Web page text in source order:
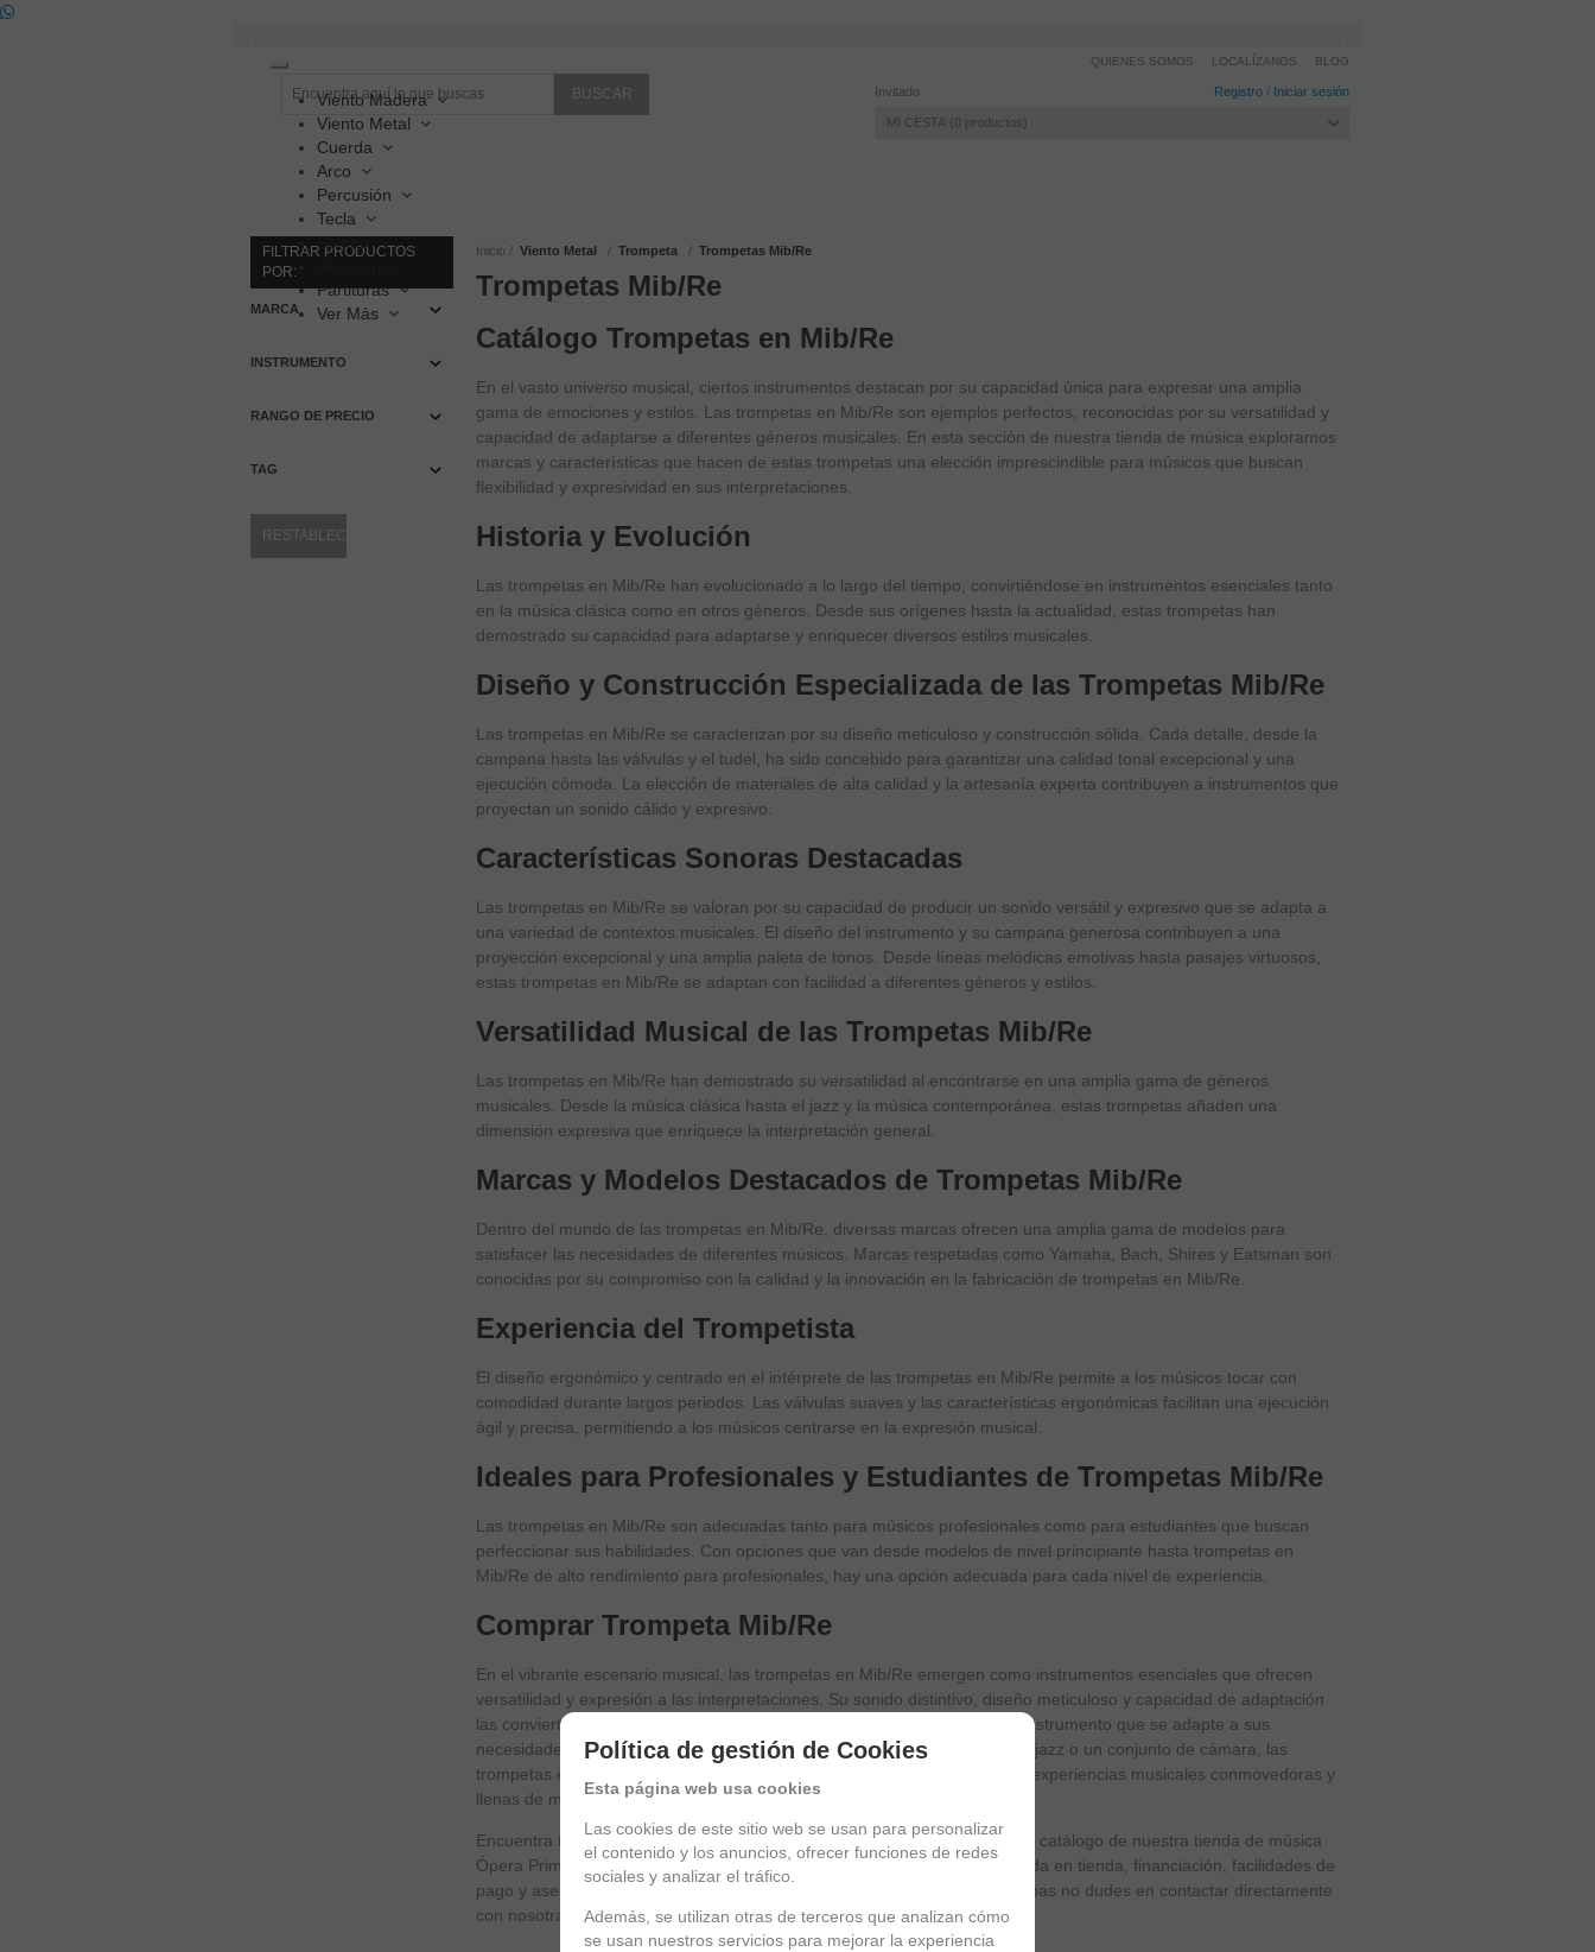
Invitado Registro / Iniciar sesión
MI CESTA 0 productos
QUIENES SOMOS LOCALÍZANOS BLOG
navigation
Viento Madera
Viento Metal
Cuerda
Arco
Percusión
Tecla
Sonido
Partituras
Ver Más
FILTRAR PRODUCTOS
POR:
MARCA
INSTRUMENTO
RANGO DE PRECIO
TAG
Inicio Viento Metal Trompeta Trompetas Mib/Re
Trompetas Mib/Re
Catálogo Trompetas en Mib/Re
En el vasto universo musical, ciertos instrumentos destacan por su capacidad única para expresar una amplia
gama de emociones y estilos. Las trompetas en Mib/Re son ejemplos perfectos, reconocidas por su versatilidad y
capacidad de adaptarse a diferentes géneros musicales. En esta sección de nuestra tienda de música exploramos
marcas y características que hacen de estas trompetas una elección imprescindible para músicos que buscan
flexibilidad y expresividad en sus interpretaciones.
Historia y Evolución
Las trompetas en Mib/Re han evolucionado a lo largo del tiempo, convirtiéndose en instrumentos esenciales tanto
en la música clásica como en otros géneros. Desde sus orígenes hasta la actualidad, estas trompetas han
demostrado su capacidad para adaptarse y enriquecer diversos estilos musicales.
Diseño y Construcción Especializada de las Trompetas Mib/Re
Las trompetas en Mib/Re se caracterizan por su diseño meticuloso y construcción sólida. Cada detalle, desde la
campana hasta las válvulas y el tudel, ha sido concebido para garantizar una calidad tonal excepcional y una
ejecución cómoda. La elección de materiales de alta calidad y la artesanía experta contribuyen a instrumentos que
proyectan un sonido cálido y expresivo.
Características Sonoras Destacadas
Las trompetas en Mib/Re se valoran por su capacidad de producir un sonido versátil y expresivo que se adapta a
una variedad de contextos musicales. El diseño del instrumento y su campana generosa contribuyen a una
proyección excepcional y una amplia paleta de tonos. Desde líneas melódicas emotivas hasta pasajes virtuosos,
estas trompetas en Mib/Re se adaptan con facilidad a diferentes géneros y estilos.
Versatilidad Musical de las Trompetas Mib/Re
Las trompetas en Mib/Re han demostrado su versatilidad al encontrarse en una amplia gama de géneros
musicales. Desde la música clásica hasta el jazz y la música contemporánea, estas trompetas añaden una
dimensión expresiva que enriquece la interpretación general.
Marcas y Modelos Destacados de Trompetas Mib/Re
Dentro del mundo de las trompetas en Mib/Re, diversas marcas ofrecen una amplia gama de modelos para
satisfacer las necesidades de diferentes músicos. Marcas respetadas como Yamaha, Bach, Shires y Eatsman son
conocidas por su compromiso con la calidad y la innovación en la fabricación de trompetas en Mib/Re.
Experiencia del Trompetista
El diseño ergonómico y centrado en el intérprete de las trompetas en Mib/Re permite a los músicos tocar con
comodidad durante largos periodos. Las válvulas suaves y las características ergonómicas facilitan una ejecución
ágil y precisa, permitiendo a los músicos centrarse en la expresión musical.
Ideales para Profesionales y Estudiantes de Trompetas Mib/Re
Las trompetas en Mib/Re son adecuadas tanto para músicos profesionales como para estudiantes que buscan
perfeccionar sus habilidades. Con opciones que van desde modelos de nivel principiante hasta trompetas en
Mib/Re de alto rendimiento para profesionales, hay una opción adecuada para cada nivel de experiencia.
Comprar Trompeta Mib/Re
En el vibrante escenario musical, las trompetas en Mib/Re emergen como instrumentos esenciales que ofrecen
versatilidad y expresión a las interpretaciones. Su sonido distintivo, diseño meticuloso y capacidad de adaptación
las convierten en una elección insustituible para músicos que buscan un instrumento que se adapte a sus
necesidades expresivas. Ya sea en una orquesta sinfónica, una banda de jazz o un conjunto de cámara, las
trompetas en Mib/Re se destacan como elementos esenciales para crear experiencias musicales conmovedoras y
llenas de matices.
Encuentra todos los instrumentos y accesorios que puedas necesitar en el catálogo de nuestra tienda de música
Ópera Prima | vigomusica.com. Disponemos de servicios de envío, recogida en tienda, financiación, facilidades de
pago y asesoramiento profesional. Si no encuentras el artículo que buscabas no dudes en contactar directamente
con nosotras.
Política de gestión de Cookies
Esta página web usa cookies
Las cookies de este sitio web se usan para personalizar
el contenido y los anuncios, ofrecer funciones de redes
sociales y analizar el tráfico.
Además, se utilizan otras de terceros que analizan cómo
se usan nuestros servicios para mejorar la experiencia